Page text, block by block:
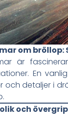
om bröllop:
är
En
och detaljer i
och